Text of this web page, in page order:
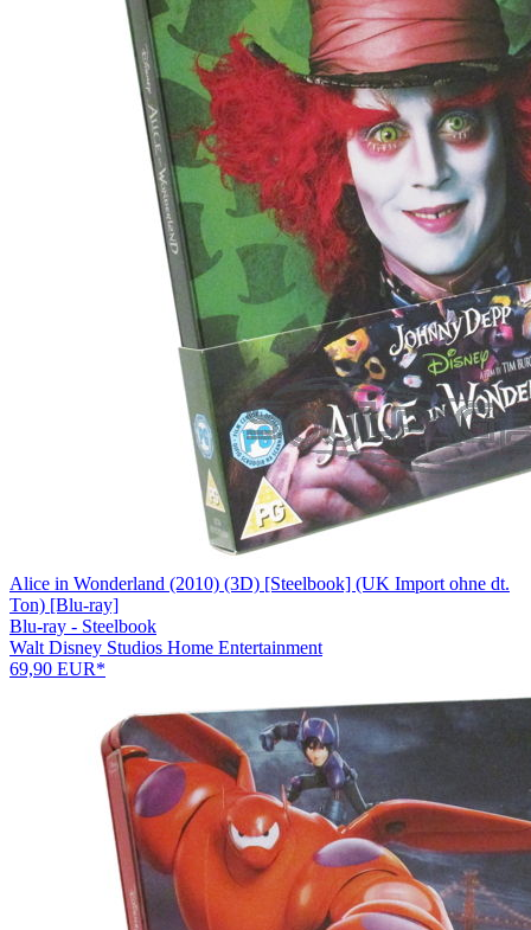
Alice in Wonderland (2010) (3D) [Steelbook] (UK Import ohne dt.
Ton) [Blu-ray]
Blu-ray - Steelbook
Walt Disney Studios Home Entertainment
69,90 EUR*